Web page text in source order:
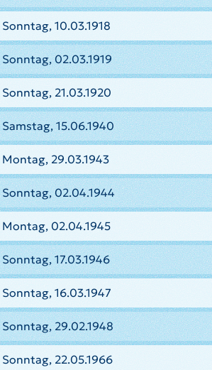
Sonntag, 10.03.1918
Sonntag, 02.03.1919
Sonntag, 21.03.1920
Samstag, 15.06.1940
Montag, 29.03.1943
Sonntag, 02.04.1944
Montag, 02.04.1945
Sonntag, 17.03.1946
Sonntag, 16.03.1947
Sonntag, 29.02.1948
Sonntag, 22.05.1966